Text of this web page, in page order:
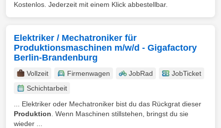
Kostenlos. Jederzeit mit einem Klick abbestellbar.
Elektriker / Mechatroniker für
Produktionsmaschinen m/w/d - Gigafactory
Berlin-Brandenburg
Vollzeit Firmenwagen JobRad
JobTicket
Schichtarbeit
... Elektriker oder Mechatroniker bist du das Rückgrat dieser
Produktion . Wenn Maschinen stillstehen, bringst du sie
wieder ...